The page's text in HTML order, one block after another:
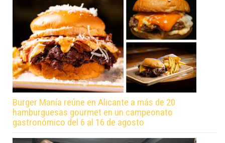
Burger Manía reúne en Alicante a más de 20
hamburguesas gourmet en un campeonato
gastronómico del 6 al 16 de agosto